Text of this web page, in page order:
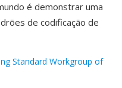
é demonstrar uma
de codificação de
Standard Workgroup of